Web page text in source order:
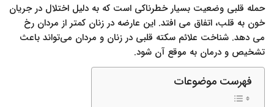
حمله قلبی وضعیت بسیار خطرناکی است که به دلیل اختلال در جریان
خون به قلب، اتفاق می افتد. این عارضه در زنان کمتر از مردان رخ
می دهد. شناخت علائم سکته قلبی در زنان و مردان می‌تواند باعث
تشخیص و درمان به موقع آن شود.
فهرست موضوعات